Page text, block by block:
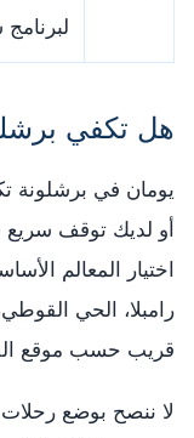
هل تكفي
يومان في برشلونة
أو لديك توقف
اختيار المعالم
رامبلا، الحي
قريب حسب موقع
لا ننصح بوضع